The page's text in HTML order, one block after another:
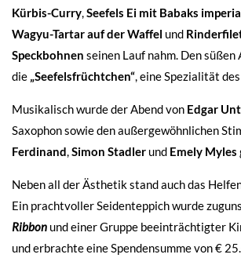
Kürbis-Curry,Seefels Ei mit Babaks
Wagyu-Tartar auf der Waffel und
Speckbohnen seinen Lauf nahm. Den
die „Seefelsfrüchtchen“, eine Spezialität
Musikalisch wurde der Abend von Edgar
Saxophon sowie den außergewöhnlichen
Ferdinand,Simon Stadler und Emely Myles
Neben all der Ästhetik stand auch das
Ein prachtvoller Seidenteppich wurde
Ribbon und einer Gruppe beeinträchtigter
und erbrachte eine Spendensumme von €